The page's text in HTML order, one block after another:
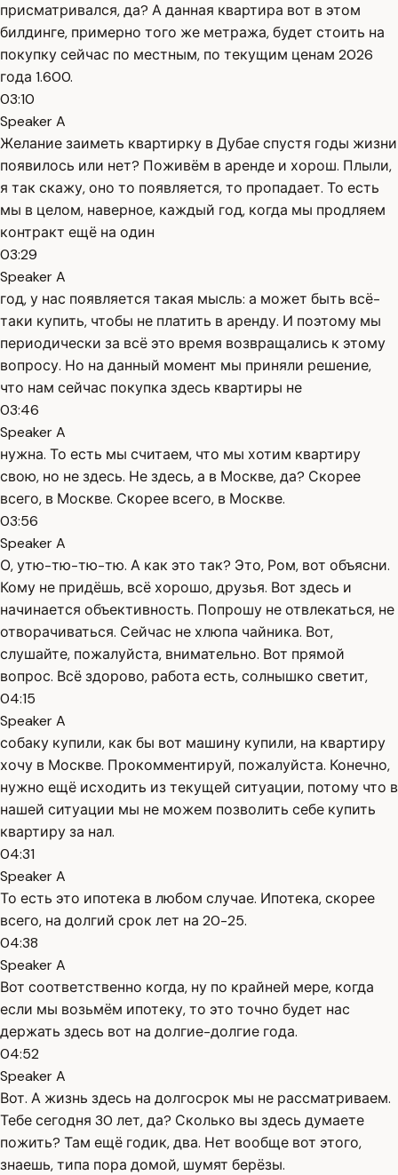
присматривался, да? А данная квартира вот в этом
билдинге, примерно того же метража, будет стоить на
покупку сейчас по местным, по текущим ценам 2026
года 1.600.
03:10
Speaker A
Желание заиметь квартирку в Дубае спустя годы жизни
появилось или нет? Поживём в аренде и хорош. Плыли,
я так скажу, оно то появляется, то пропадает. То есть
мы в целом, наверное, каждый год, когда мы продляем
контракт ещё на один
03:29
Speaker A
год, у нас появляется такая мысль: а может быть всё-
таки купить, чтобы не платить в аренду. И поэтому мы
периодически за всё это время возвращались к этому
вопросу. Но на данный момент мы приняли решение,
что нам сейчас покупка здесь квартиры не
03:46
Speaker A
нужна. То есть мы считаем, что мы хотим квартиру
свою, но не здесь. Не здесь, а в Москве, да? Скорее
всего, в Москве. Скорее всего, в Москве.
03:56
Speaker A
О, утю-тю-тю-тю. А как это так? Это, Ром, вот объясни.
Кому не придёшь, всё хорошо, друзья. Вот здесь и
начинается объективность. Попрошу не отвлекаться, не
отворачиваться. Сейчас не хлюпа чайника. Вот,
слушайте, пожалуйста, внимательно. Вот прямой
вопрос. Всё здорово, работа есть, солнышко светит,
04:15
Speaker A
собаку купили, как бы вот машину купили, на квартиру
хочу в Москве. Прокомментируй, пожалуйста. Конечно,
нужно ещё исходить из текущей ситуации, потому что в
нашей ситуации мы не можем позволить себе купить
квартиру за нал.
04:31
Speaker A
То есть это ипотека в любом случае. Ипотека, скорее
всего, на долгий срок лет на 20-25.
04:38
Speaker A
Вот соответственно когда, ну по крайней мере, когда
если мы возьмём ипотеку, то это точно будет нас
держать здесь вот на долгие-долгие года.
04:52
Speaker A
Вот. А жизнь здесь на долгосрок мы не рассматриваем.
Тебе сегодня 30 лет, да? Сколько вы здесь думаете
пожить? Там ещё годик, два. Нет вообще вот этого,
знаешь, типа пора домой, шумят берёзы.